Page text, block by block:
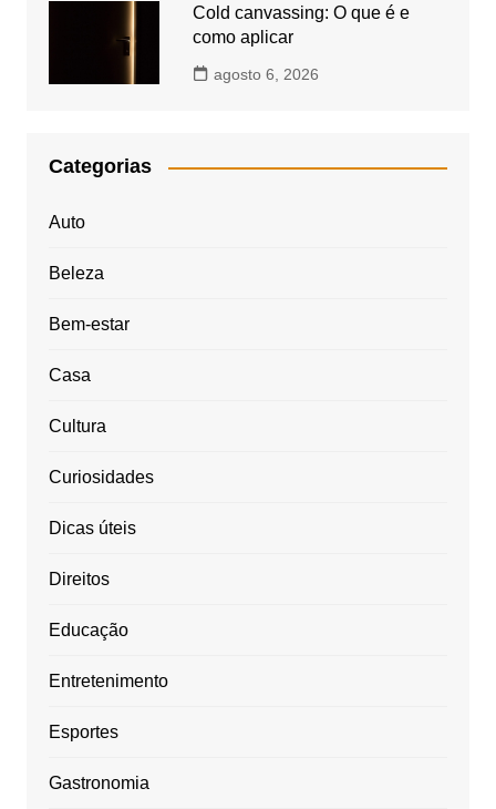
Cold canvassing: O que é e
como aplicar
agosto 6, 2026
Categorias
Auto
Beleza
Bem-estar
Casa
Cultura
Curiosidades
Dicas úteis
Direitos
Educação
Entretenimento
Esportes
Gastronomia